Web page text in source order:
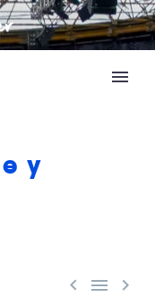
y
  